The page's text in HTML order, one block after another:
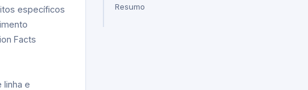
específicos
Facts
e
Resumo